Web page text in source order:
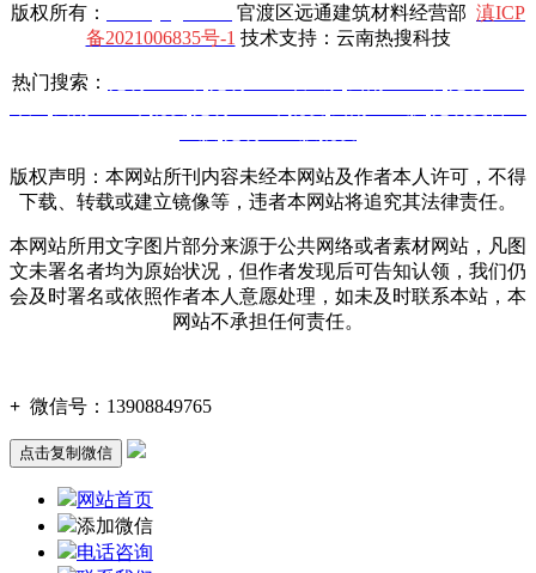
版权所有： 官渡区远通建筑材料经营部 滇ICP
备2021006835号-1 技术支持：云南热搜科技
热门搜索：
版权声明：本网站所刊内容未经本网站及作者本人许可，不得
下载、转载或建立镜像等，违者本网站将追究其法律责任。
本网站所用文字图片部分来源于公共网络或者素材网站，凡图
文未署名者均为原始状况，但作者发现后可告知认领，我们仍
会及时署名或依照作者本人意愿处理，如未及时联系本站，本
网站不承担任何责任。
+ 微信号： 13908849765
点击复制微信
网站首页
添加微信
电话咨询